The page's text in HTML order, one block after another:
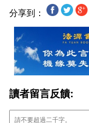
分享到：
讀者留言反饋: